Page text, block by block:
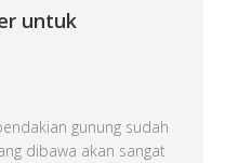
untuk
gunung sudah
dibawa akan sangat